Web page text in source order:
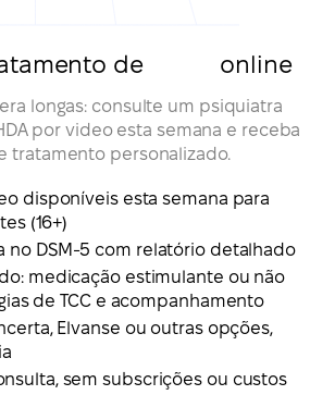
de online
longas: consulte um psiquiatra
por video esta semana e receba
tratamento personalizado.
disponíveis esta semana para
(16+)
no DSM-5 com relatório detalhado
medicação estimulante ou não
de TCC e acompanhamento
Elvanse ou outras opções,
sem subscrições ou custos